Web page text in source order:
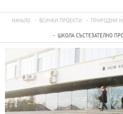
НАЧАЛО ВСИЧКИ ПРОЕКТИ ПРИРОДНИ
ШКОЛА СЪСТЕЗАТЕЛНО